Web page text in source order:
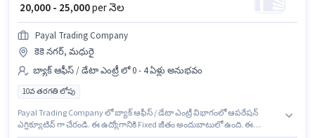
₹ 20,000 - 25,000per నెల
Payal Trading Company
కెకె నగర్, మధురై
బ్యాక్ ఆఫీస్ / డేటా ఎంట్రీ లో 0 - 4 ఏళ్లు అనుభవం
10వ తరగతి లోపు
Payal Trading Company లో బ్యాక్ ఆఫీస్ / డేటా ఎంట్రీ విభాగంలో ఆపరేషన్
ఎగ్జిక్యూటివ్ గా చేరండి. ఈ ఉద్యోగానికి Fixed జీతం అందుబాటులో ఉంది. ఈ